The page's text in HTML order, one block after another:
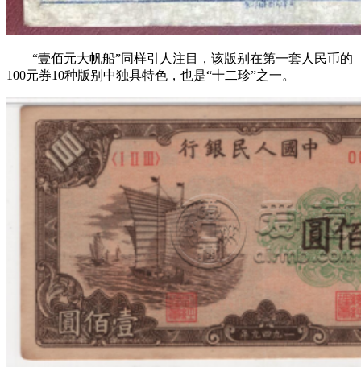
“壹佰元大帆船”同样引人注目，该版别在第一套人民币的
100元券10种版别中独具特色，也是“十二珍”之一。